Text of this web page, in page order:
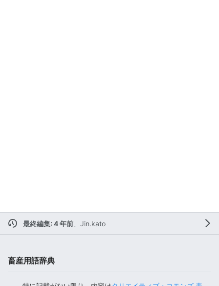
最終編集: 4 年前、 Jin.kato
畜産用語辞典